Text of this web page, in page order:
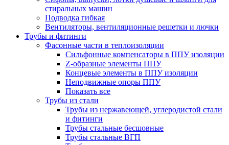
стиральных машин
Подводка гибкая
Вентиляторы, вентиляционные решетки и лючки
Трубы и фитинги
Фасонные части в теплоизоляции
Cильфонные компенсаторы в ППУ изоляции
Z-образные элементы ППУ
Концевые элементы в ППУ изоляции
Неподвижные опоры ППУ
Показать все
Трубы из стали
Трубы из нержавеющей, углеродистой стали
и фитинги
Трубы стальные бесшовные
Трубы стальные ВГП